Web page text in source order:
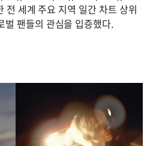
전 세계 주요 지역 일간 차트 상위
벌 팬들의 관심을 입증했다.